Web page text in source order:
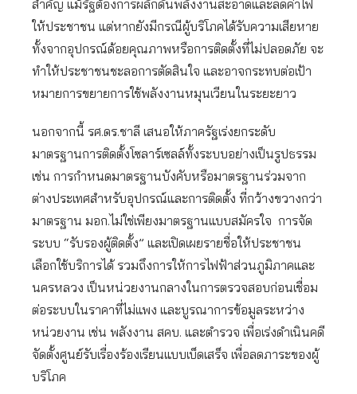
สำคัญ แม้รัฐต้องการผลักดันพลังงานสะอาดและลดค่าไฟ
ให้ประชาชน แต่หากยังมีกรณีผู้บริโภคได้รับความเสียหาย
ทั้งจากอุปกรณ์ด้อยคุณภาพหรือการติดตั้งที่ไม่ปลอดภัย จะ
ทำให้ประชาชนชะลอการตัดสินใจ และอาจกระทบต่อเป้า
หมายการขยายการใช้พลังงานหมุนเวียนในระยะยาว
นอกจากนี้ รศ.ดร.ชาลี เสนอให้ภาครัฐเร่งยกระดับ
มาตรฐานการติดตั้งโซลาร์เซลล์ทั้งระบบอย่างเป็นรูปธรรม
เช่น การกำหนดมาตรฐานบังคับหรือมาตรฐานร่วมจาก
ต่างประเทศสำหรับอุปกรณ์และการติดตั้ง ที่กว้างขวางกว่า
มาตรฐาน มอก.ไม่ใช่เพียงมาตรฐานแบบสมัครใจ การจัด
ระบบ “รับรองผู้ติดตั้ง” และเปิดเผยรายชื่อให้ประชาชน
เลือกใช้บริการได้ รวมถึงการให้การไฟฟ้าส่วนภูมิภาคและ
นครหลวง เป็นหน่วยงานกลางในการตรวจสอบก่อนเชื่อม
ต่อระบบในราคาที่ไม่แพง และบูรณาการข้อมูลระหว่าง
หน่วยงาน เช่น พลังงาน สคบ. และตำรวจ เพื่อเร่งดำเนินคดี
จัดตั้งศูนย์รับเรื่องร้องเรียนแบบเบ็ดเสร็จ เพื่อลดภาระของผู้
บริโภค